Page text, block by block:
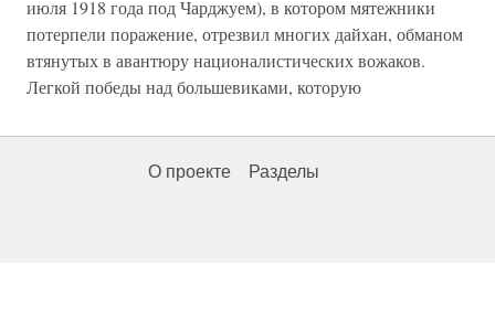
июля 1918 года под Чарджуем), в котором мятежники
потерпели поражение, отрезвил многих дайхан, обманом
втянутых в авантюру националистических вожаков.
Легкой победы над большевиками, которую
О проекте Разделы